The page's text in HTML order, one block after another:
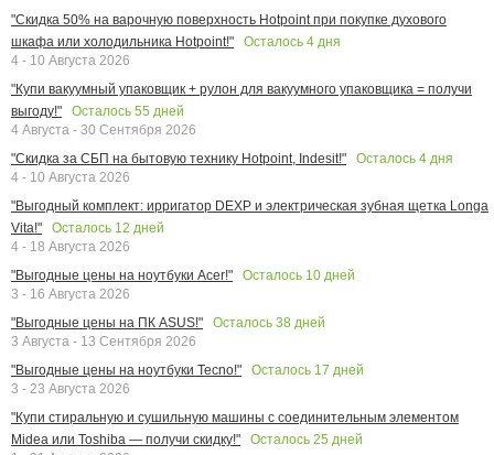
"Скидка 50% на варочную поверхность Hotpoint при покупке духового
шкафа или холодильника Hotpoint!"
Осталось 4 дня
4 - 10 Августа 2026
"Купи вакуумный упаковщик + рулон для вакуумного упаковщика = получи
выгоду!"
Осталось 55 дней
4 Августа - 30 Сентября 2026
"Скидка за СБП на бытовую технику Hotpoint, Indesit!"
Осталось 4 дня
4 - 10 Августа 2026
"Выгодный комплект: ирригатор DEXP и электрическая зубная щетка Longa
Vita!"
Осталось 12 дней
4 - 18 Августа 2026
"Выгодные цены на ноутбуки Acer!"
Осталось 10 дней
3 - 16 Августа 2026
"Выгодные цены на ПК ASUS!"
Осталось 38 дней
3 Августа - 13 Сентября 2026
"Выгодные цены на ноутбуки Tecno!"
Осталось 17 дней
3 - 23 Августа 2026
"Купи стиральную и сушильную машины с соединительным элементом
Midea или Toshiba — получи скидку!"
Осталось 25 дней